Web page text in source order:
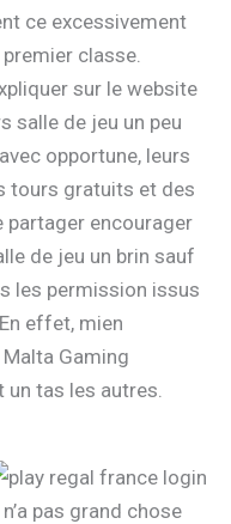
ce excessivement
classe.
sur le website
salle de jeu un peu
opportune, leurs
tours gratuits et des
encourager
de jeu un brin sauf
les permission issus
effet, mien
Gaming
un tas les autres.
pas grand chose